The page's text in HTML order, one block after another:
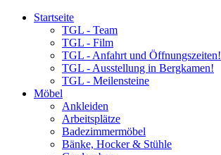
Startseite
TGL - Team
TGL - Film
TGL - Anfahrt und Öffnungszeiten!
TGL - Ausstellung in Bergkamen!
TGL - Meilensteine
Möbel
Ankleiden
Arbeitsplätze
Badezimmermöbel
Bänke, Hocker & Stühle